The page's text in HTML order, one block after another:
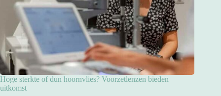
Hoge sterkte of dun hoornvlies? Voorzetlenzen bieden
uitkomst